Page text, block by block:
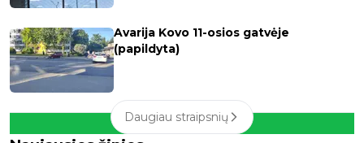
Avarija Kovo 11-osios gatvėje
(papildyta)
Daugiau straipsnių